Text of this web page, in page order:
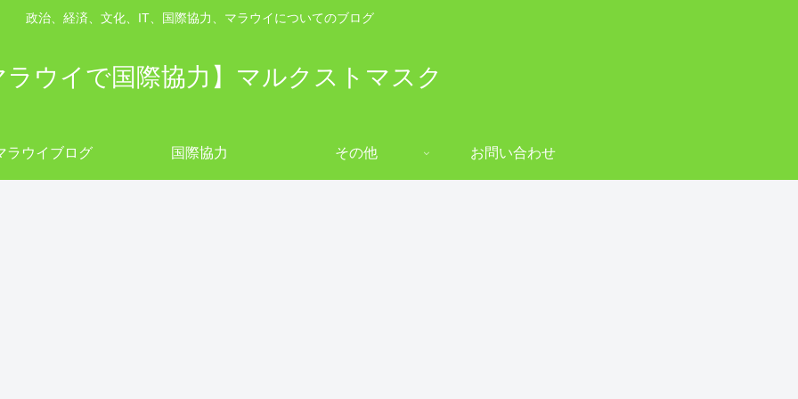
政治、経済、文化、IT、国際協力、マラウイについてのブログ
ラウイで国際協力】マルクストマスク
ラウイブログ 国際協力 その他 お問い合わせ